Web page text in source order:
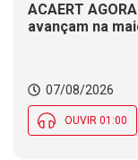
ACAERT
avançam na
Social nesta
07/08/2026
OUVIR 01:00